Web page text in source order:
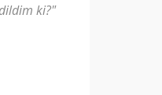
ki?"